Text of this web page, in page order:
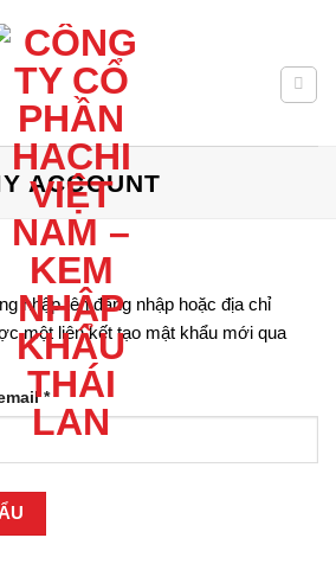
ACCOUNT
nhập tên đăng nhập hoặc địa chỉ
một liên kết tạo mật khẩu mới qua
*Bắt
buộc